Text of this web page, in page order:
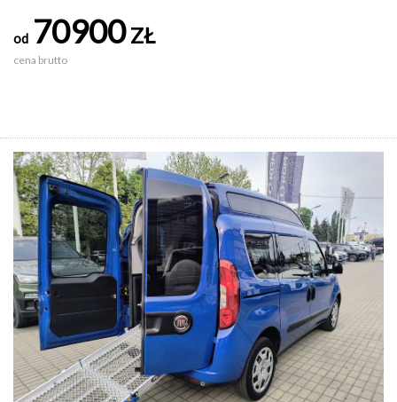
od 70900ZŁ
cena brutto